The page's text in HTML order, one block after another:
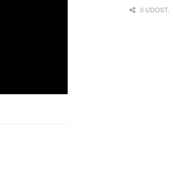
z domów
0 UDOST.